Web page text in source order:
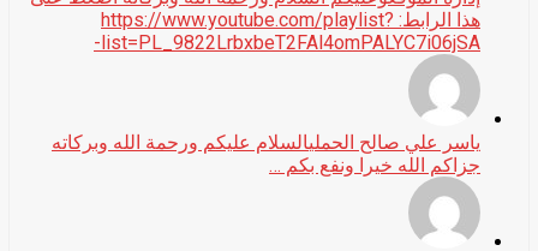
هذا الرابط: https://www.youtube.com/playlist?
list=PL_9822LrbxbeT2FAl4omPALYC7i06jSA-
ياسر علي صالح الحمليالسلام عليكم ورحمة الله وبركاته
جزاكم الله خيرا ونفع بكم …